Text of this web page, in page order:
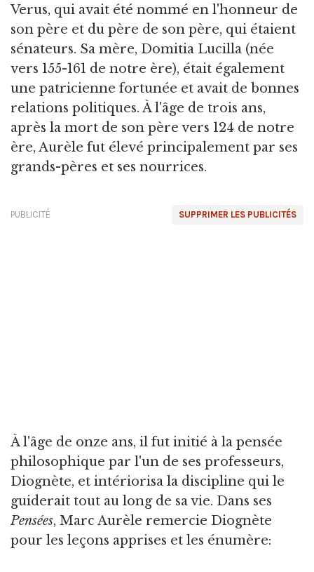
Verus, qui avait été nommé en l'honneur de
son père et du père de son père, qui étaient
sénateurs. Sa mère, Domitia Lucilla (née
vers 155-161 de notre ère), était également
une patricienne fortunée et avait de bonnes
relations politiques. À l'âge de trois ans,
après la mort de son père vers 124 de notre
ère, Aurèle fut élevé principalement par ses
grands-pères et ses nourrices.
SUPPRIMER LES PUBLICITÉS
PUBLICITÉ
À l'âge de onze ans, il fut initié à la pensée
philosophique par l'un de ses professeurs,
Diognète, et intériorisa la discipline qui le
guiderait tout au long de sa vie. Dans ses
Pensées, Marc Aurèle remercie Diognète
pour les leçons apprises et les énumère: